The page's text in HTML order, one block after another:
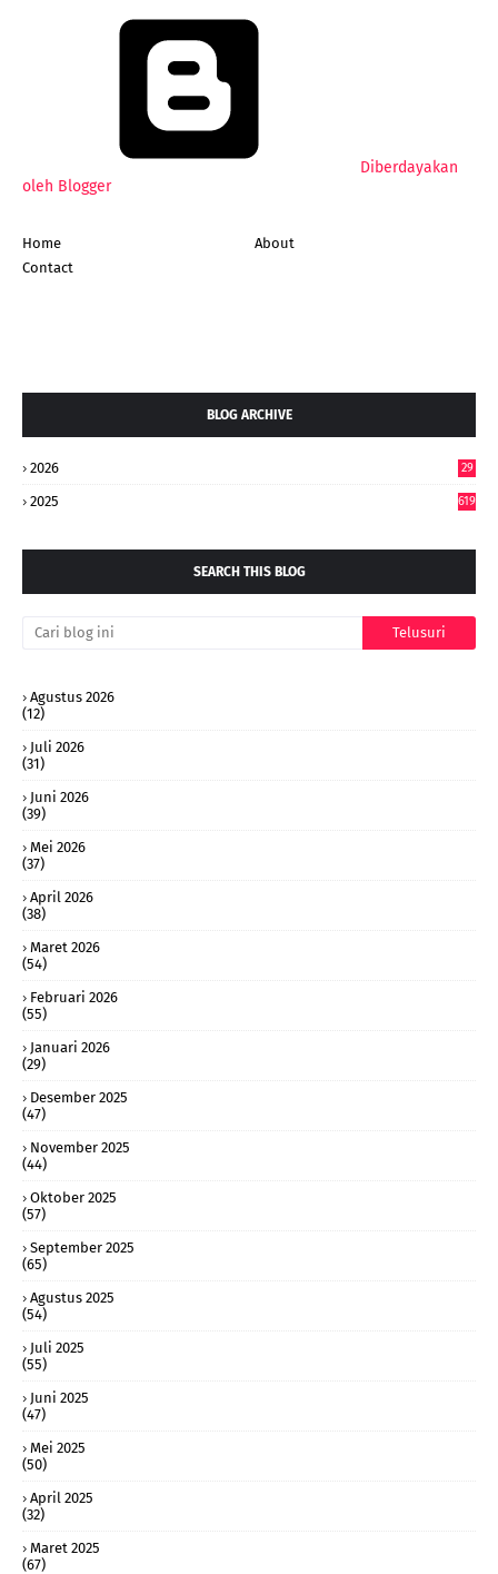
Diberdayakan
oleh Blogger
Home
About
Contact
BLOG ARCHIVE
2026
29
2025 619
SEARCH THIS BLOG
Agustus 2026
(12)
Juli 2026
(31)
Juni 2026
(39)
Mei 2026
(37)
April 2026
(38)
Maret 2026
(54)
Februari 2026
(55)
Januari 2026
(29)
Desember 2025
(47)
November 2025
(44)
Oktober 2025
(57)
September 2025
(65)
Agustus 2025
(54)
Juli 2025
(55)
Juni 2025
(47)
Mei 2025
(50)
April 2025
(32)
Maret 2025
(67)